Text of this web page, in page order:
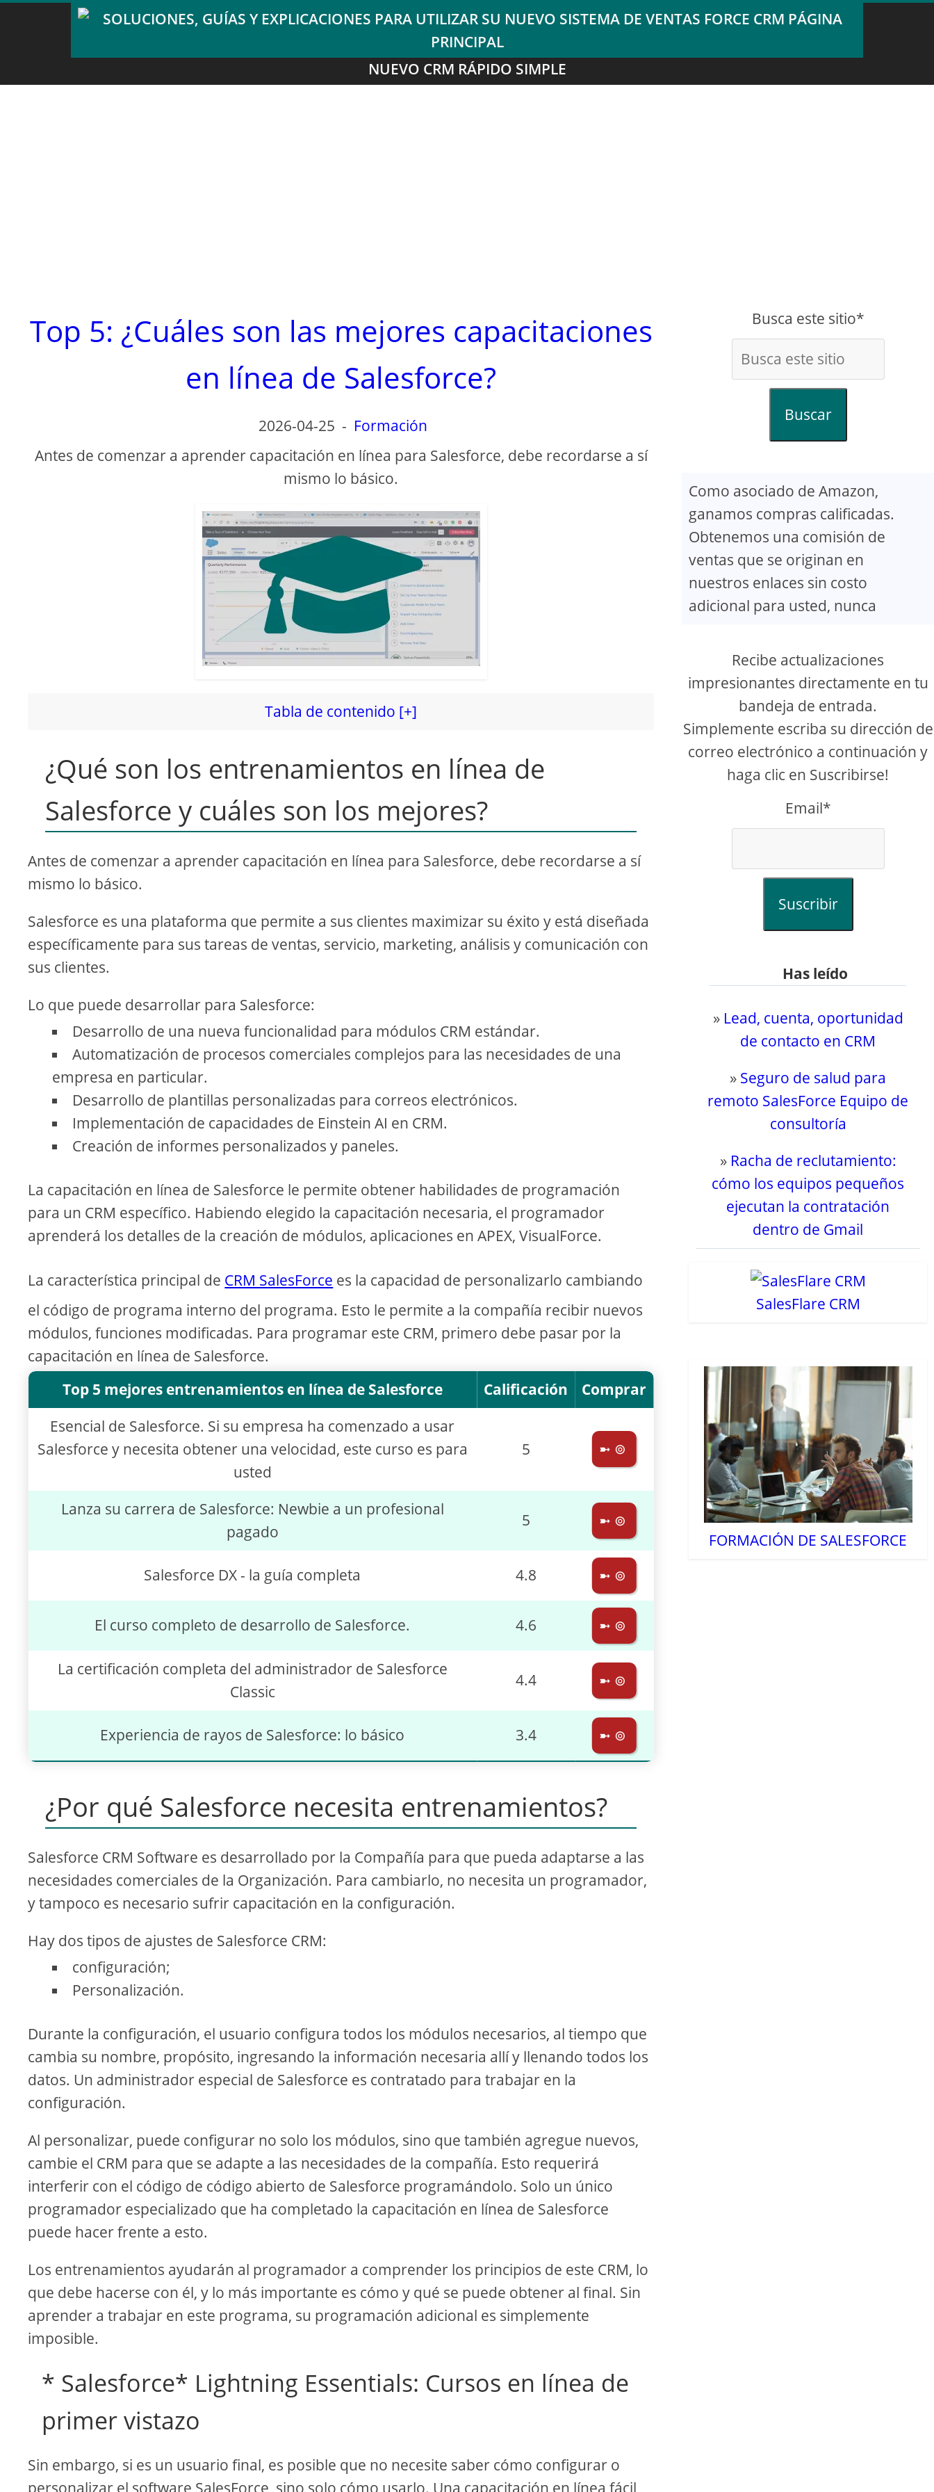
NUEVO CRM RÁPIDO SIMPLE
Top 5: ¿Cuáles son las mejores capacitaciones
en línea de Salesforce?
2026-04-25 - Formación
Antes de comenzar a aprender capacitación en línea para Salesforce, debe recordarse a sí
mismo lo básico.
Tabla de contenido [+]
¿Qué son los entrenamientos en línea de
Salesforce y cuáles son los mejores?
Antes de comenzar a aprender capacitación en línea para Salesforce, debe recordarse a sí
mismo lo básico.
Salesforce es una plataforma que permite a sus clientes maximizar su éxito y está diseñada
específicamente para sus tareas de ventas, servicio, marketing, análisis y comunicación con
sus clientes.
Lo que puede desarrollar para Salesforce:
Desarrollo de una nueva funcionalidad para módulos CRM estándar.
Automatización de procesos comerciales complejos para las necesidades de una
empresa en particular.
Desarrollo de plantillas personalizadas para correos electrónicos.
Implementación de capacidades de Einstein AI en CRM.
Creación de informes personalizados y paneles.
La capacitación en línea de Salesforce le permite obtener habilidades de programación
para un CRM específico. Habiendo elegido la capacitación necesaria, el programador
aprenderá los detalles de la creación de módulos, aplicaciones en APEX, VisualForce.
La característica principal de CRM SalesForce es la capacidad de personalizarlo cambiando
el código de programa interno del programa. Esto le permite a la compañía recibir nuevos
módulos, funciones modificadas. Para programar este CRM, primero debe pasar por la
capacitación en línea de Salesforce.
Top 5 mejores entrenamientos en línea de Salesforce
Calificación
Comprar
Esencial de Salesforce. Si su empresa ha comenzado a usar
Salesforce y necesita obtener una velocidad, este curso es para
usted
5 ➼ ⊚
Lanza su carrera de Salesforce: Newbie a un profesional
pagado
5 ➼ ⊚
Salesforce DX - la guía completa 4.8 ➼ ⊚
El curso completo de desarrollo de Salesforce. 4.6 ➼ ⊚
La certificación completa del administrador de Salesforce
Classic
4.4 ➼ ⊚
Experiencia de rayos de Salesforce: lo básico 3.4 ➼ ⊚
¿Por qué Salesforce necesita entrenamientos?
Salesforce CRM Software es desarrollado por la Compañía para que pueda adaptarse a las
necesidades comerciales de la Organización. Para cambiarlo, no necesita un programador,
y tampoco es necesario sufrir capacitación en la configuración.
Hay dos tipos de ajustes de Salesforce CRM:
configuración;
Personalización.
Durante la configuración, el usuario configura todos los módulos necesarios, al tiempo que
cambia su nombre, propósito, ingresando la información necesaria allí y llenando todos los
datos. Un administrador especial de Salesforce es contratado para trabajar en la
configuración.
Al personalizar, puede configurar no solo los módulos, sino que también agregue nuevos,
cambie el CRM para que se adapte a las necesidades de la compañía. Esto requerirá
interferir con el código de código abierto de Salesforce programándolo. Solo un único
programador especializado que ha completado la capacitación en línea de Salesforce
puede hacer frente a esto.
Los entrenamientos ayudarán al programador a comprender los principios de este CRM, lo
que debe hacerse con él, y lo más importante es cómo y qué se puede obtener al final. Sin
aprender a trabajar en este programa, su programación adicional es simplemente
imposible.
* Salesforce* Lightning Essentials: Cursos en línea de
primer vistazo
Sin embargo, si es un usuario final, es posible que no necesite saber cómo configurar o
personalizar el software SalesForce, sino solo cómo usarlo. Una capacitación en línea fácil
Busca este sitio*
Buscar
Como asociado de Amazon,
ganamos compras calificadas.
Obtenemos una comisión de
ventas que se originan en
nuestros enlaces sin costo
adicional para usted, nunca
Recibe actualizaciones
impresionantes directamente en tu
bandeja de entrada.
Simplemente escriba su dirección de
correo electrónico a continuación y
haga clic en Suscribirse!
Email*
Suscribir
Has leído
» Lead, cuenta, oportunidad
de contacto en CRM
» Seguro de salud para
remoto SalesForce Equipo de
consultoría
» Racha de reclutamiento:
cómo los equipos pequeños
ejecutan la contratación
dentro de Gmail
SalesFlare CRM
FORMACIÓN DE SALESFORCE